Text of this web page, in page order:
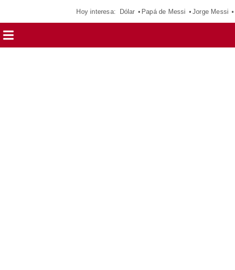
Hoy interesa: Dólar Papá de Messi Jorge Messi